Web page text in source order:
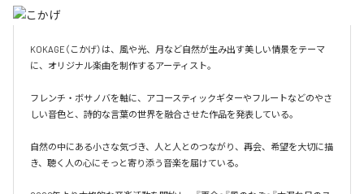
KOKAGE（こかげ）は、風や光、月など自然が生み出す美しい情景をテーマ
に、オリジナル楽曲を制作するアーティスト。
フレンチ・ボサノバを軸に、アコースティックギターやフルートなどのやさ
しい音色と、詩的な言葉の世界を融合させた作品を発表している。
自然の中にある小さな気づき、人と人とのつながり、再会、希望を大切に描
き、聴く人の心にそっと寄り添う音楽を届けている。